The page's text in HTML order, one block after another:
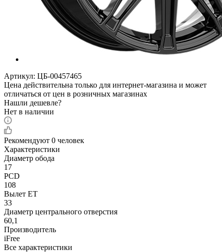
Артикул: ЦБ-00457465
Цена действительна только для интернет-магазина и может
отличаться от цен в розничных магазинах
Нашли дешевле?
Нет в наличии
Рекомендуют 0 человек
Характеристики
Диаметр обода
17
PCD
108
Вылет ET
33
Диаметр центрального отверстия
60,1
Производитель
iFree
Все характеристики